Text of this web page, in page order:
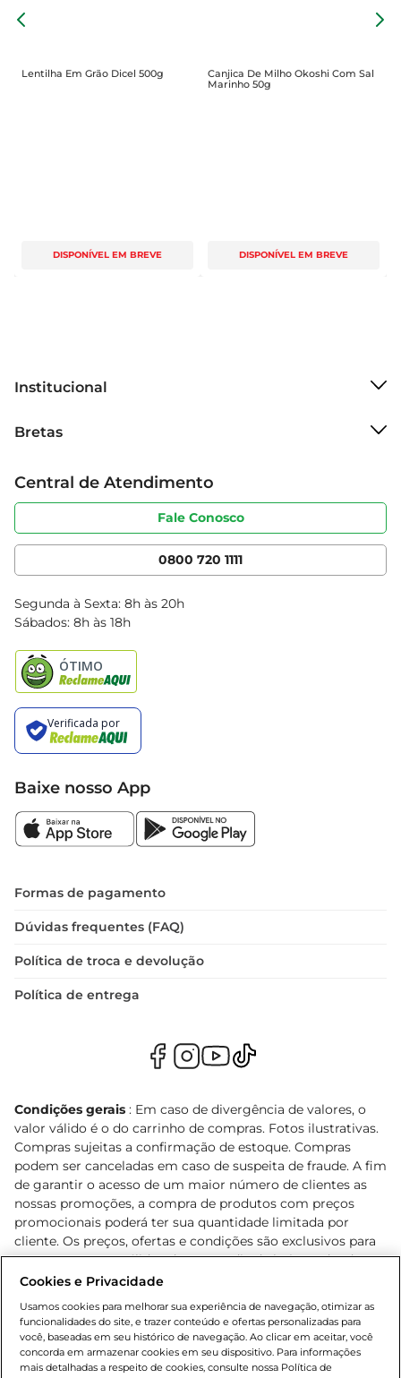
Lentilha Em Grão Dicel 500g
DISPONÍVEL EM BREVE
Canjica De Milho Okoshi Com Sal
Marinho 50g
DISPONÍVEL EM BREVE
Institucional
Grupo Cencosud
Sobre privacidade
Portal do fornecedor
Cencosud Media
Bretas
Produtos Bretas
Código de ética
Serviços
Clube Bretas
Blog Bretas
Black Friday
Central de Atendimento
Fale Conosco
0800 720 1111
Segunda à Sexta: 8h às 20h
Sábados: 8h às 18h
Baixe nosso App
Formas de pagamento
Dúvidas frequentes (FAQ)
Política de troca e devolução
Política de entrega
Condições gerais : Em caso de divergência de valores, o
valor válido é o do carrinho de compras. Fotos ilustrativas.
Compras sujeitas a confirmação de estoque. Compras
podem ser canceladas em caso de suspeita de fraude. A fim
de garantir o acesso de um maior número de clientes as
nossas promoções, a compra de produtos com preços
promocionais poderá ter sua quantidade limitada por
cliente. Os preços, ofertas e condições são exclusivos para
o e-commerce e válidos durante o dia de hoje, podendo
sofrer alterações sem prévia notificação. Proibida a venda
Lei n.º 8069/90, art. 81, inciso II (Estatuto da Criança e do
Adolescente). Preços e condições exclusivos para o
www.bretas.com.br, podendo sofrer alterações sem aviso
prévio. O valor mínimo para as compras on-line é de R$
Cookies e Privacidade
Usamos cookies para melhorar sua experiência de navegação, otimizar as
funcionalidades do site, e trazer conteúdo e ofertas personalizadas para
você, baseadas em seu histórico de navegação. Ao clicar em aceitar, você
concorda em armazenar cookies em seu dispositivo. Para informações
mais detalhadas a respeito de cookies, consulte nossa Política de